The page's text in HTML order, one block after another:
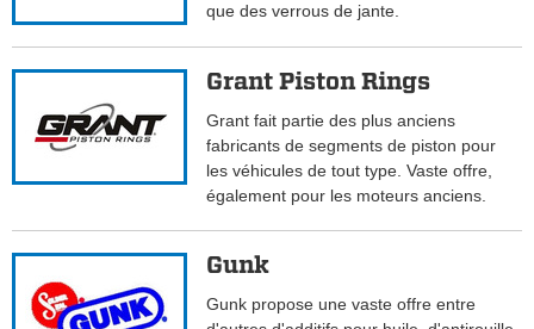
que des verrous de jante.
Grant Piston Rings
Grant fait partie des plus anciens
fabricants de segments de piston pour
les véhicules de tout type. Vaste offre,
également pour les moteurs anciens.
Gunk
Gunk propose une vaste offre entre